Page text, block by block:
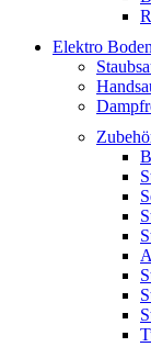
Elektro